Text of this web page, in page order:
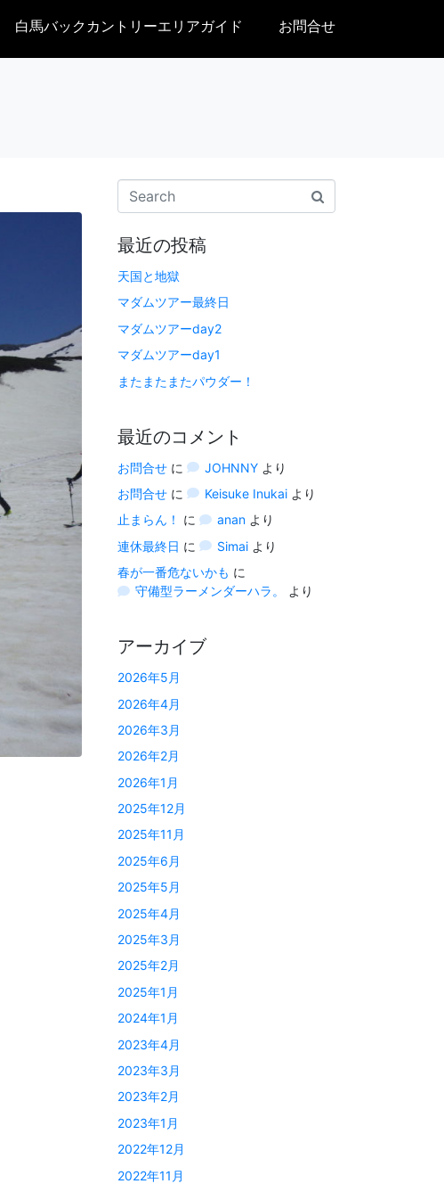
白馬バックカントリーエリアガイド お問合せ
最近の投稿
天国と地獄
マダムツアー最終日
マダムツアーday2
マダムツアーday1
またまたまたパウダー！
最近のコメント
お問合せ に JOHNNYより
お問合せ に Keisuke Inukaiより
止まらん！
に ananより
連休最終日 に Simaiより
春が一番危ないかも に
守備型ラーメンダーハラ。
より
アーカイブ
2026年5月
2026年4月
2026年3月
2026年2月
2026年1月
2025年12月
2025年11月
2025年6月
2025年5月
2025年4月
2025年3月
2025年2月
2025年1月
2024年1月
2023年4月
2023年3月
2023年2月
2023年1月
2022年12月
2022年11月